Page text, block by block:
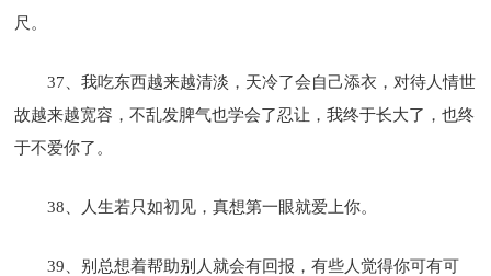
尺。
37、我吃东西越来越清淡，天冷了会自己添衣，对待人情世
故越来越宽容，不乱发脾气也学会了忍让，我终于长大了，也终
于不爱你了。
38、人生若只如初见，真想第一眼就爱上你。
39、别总想着帮助别人就会有回报，有些人觉得你可有可